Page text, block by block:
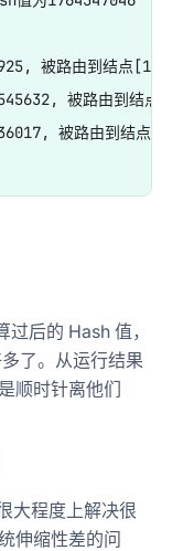
被路由到结点
被路由到结
被路由到结点
后的 Hash 值，
了。从运行结果
顺时针离他们
大程度上解决很
伸缩性差的问